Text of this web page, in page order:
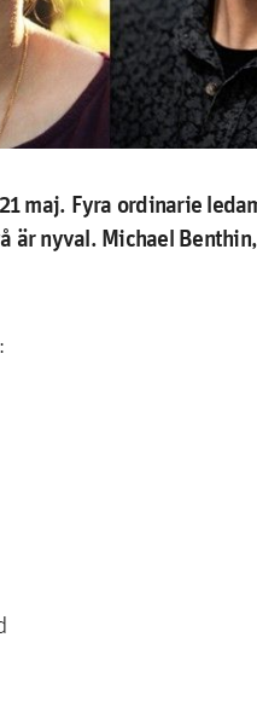
maj. Fyra ordinarie
är nyval. Michael